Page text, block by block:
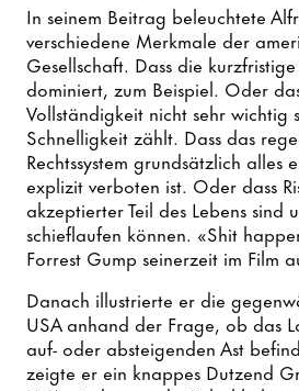
In seinem Beitrag beleuchtete
verschiedene Merkmale der
Gesellschaft. Dass die
dominiert, zum Beispiel. Oder
Vollständigkeit nicht sehr wichtig
Schnelligkeit zählt. Dass das
Rechtssystem grundsätzlich alles
explizit verboten ist. Oder dass
akzeptierter Teil des Lebens sind
schieflaufen können. «Shit
Forrest Gump seinerzeit im Film
Danach illustrierte er die
USA anhand der Frage, ob das
auf- oder absteigenden Ast
zeigte er ein knappes Dutzend